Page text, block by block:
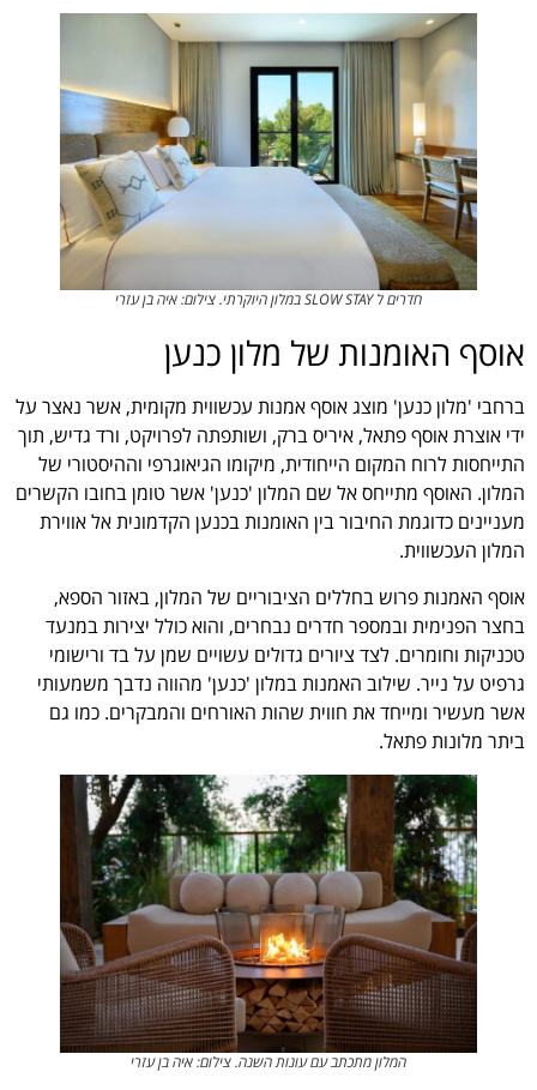
חדרים ל SLOW STAY במלון היוקרתי. צילום: איה בן עזרי
אוסף האומנות של מלון כנען
ברחבי 'מלון כנען' מוצג אוסף אמנות עכשווית מקומית, אשר נאצר על
ידי אוצרת אוסף פתאל, איריס ברק, ושותפתה לפרויקט, ורד גדיש, תוך
התייחסות לרוח המקום הייחודית, מיקומו הגיאוגרפי וההיסטורי של
המלון. האוסף מתייחס אל שם המלון 'כנען' אשר טומן בחובו הקשרים
מעניינים כדוגמת החיבור בין האומנות בכנען הקדמונית אל אווירת
המלון העכשווית.
אוסף האמנות פרוש בחללים הציבוריים של המלון, באזור הספא,
בחצר הפנימית ובמספר חדרים נבחרים, והוא כולל יצירות במנעד
טכניקות וחומרים. לצד ציורים גדולים עשויים שמן על בד ורישומי
גרפיט על נייר. שילוב האמנות במלון 'כנען' מהווה נדבך משמעותי
אשר מעשיר ומייחד את חווית שהות האורחים והמבקרים. כמו גם
ביתר מלונות פתאל.
המלון מתכתב עם עונות השנה. צילום: איה בן עזרי